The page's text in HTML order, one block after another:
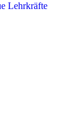
Lehrkräfte